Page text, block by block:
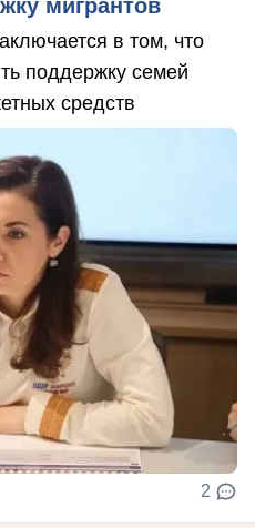
мигрантов
в том, что
поддержку семей
средств
2